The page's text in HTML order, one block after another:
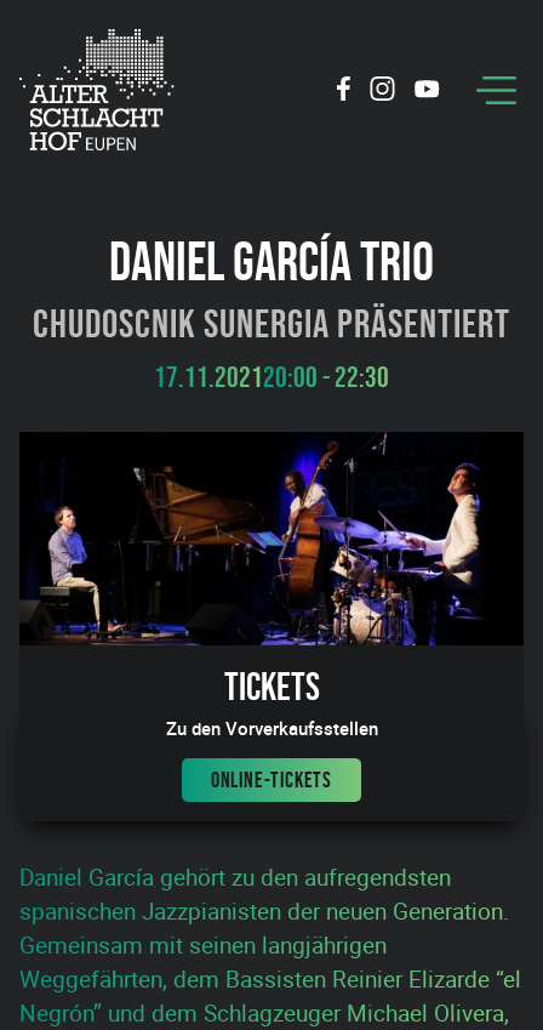
DANIEL GARCÍA TRIO
Chudoscnik Sunergia präsentiert
17.11.202120:00 - 22:30
Tickets
Zu den Vorverkaufsstellen
ONLINE-TICKETS
Daniel García gehört zu den aufregendsten
spanischen Jazzpianisten der neuen Generation.
Gemeinsam mit seinen langjährigen
Weggefährten, dem Bassisten Reinier Elizarde “el
Negrón” und dem Schlagzeuger Michael Olivera,